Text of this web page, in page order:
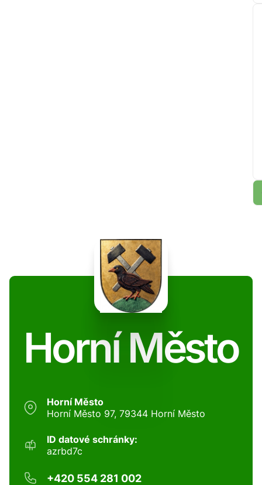
Horní Město
Horní Město
Horní Město 97, 79344 Horní Město
ID datové schránky:
azrbd7c
+420 554 281 002